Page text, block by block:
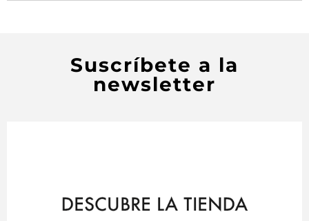
Suscríbete a la
newsletter